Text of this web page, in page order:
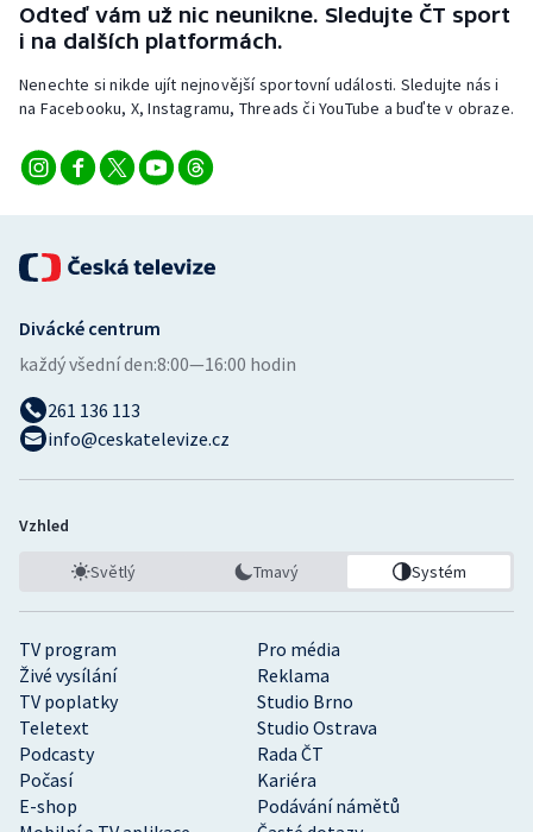
Odteď vám už nic neunikne. Sledujte ČT sport
i na dalších platformách.
Nenechte si nikde ujít nejnovější sportovní události. Sledujte nás i
na Facebooku, X, Instagramu, Threads či YouTube a buďte v obraze.
TV program
Pro média
Živé vysílání
Reklama
TV poplatky
Studio Brno
Teletext
Studio Ostrava
Podcasty
Rada ČT
Počasí
Kariéra
E-shop
Podávání námětů
Divácké centrum
každý všední den:8:00—16:00 hodin
261 136 113
info@ceskatelevize.cz
Vzhled
Světlý Tmavý Systém